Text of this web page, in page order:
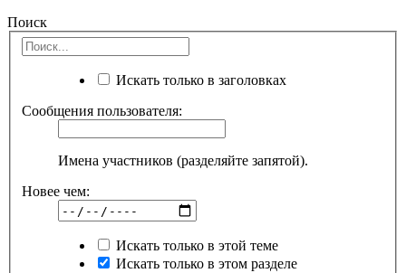
Поиск
Искать только в заголовках
Сообщения пользователя:
Имена участников (разделяйте запятой).
Новее чем:
Искать только в этой теме
Искать только в этом разделе